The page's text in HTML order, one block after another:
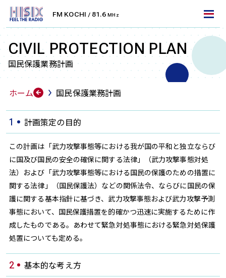
FM KOCHI / 81.6 MHz
CIVIL PROTECTION PLAN
国民保護業務計画
ホーム 国民保護業務計画
1 計画策定の目的
この計画は「武力攻撃事態等における我が国の平和と独立ならび
に国及び国民の安全の確保に関する法律」（武力攻撃事態対処
法）および「武力攻撃事態等における国民の保護のための措置に
関する法律」（国民保護法）などの関係法令、ならびに国民の保
護に関する基本指針に基づき、武力攻撃事態および武力攻撃予測
事態において、国民保護措置を的確かつ迅速に実施するために作
成したものである。あわせて緊急対処事態における緊急対処保護
処置についても定める。
2 基本的な考え方
LET'S TUNE IN!
エフエム高知を聴くには
FM周波数で聴く
FMラジオ
エフエム高知は、高知県を中心としたエリアにFM放
送をお届けしております。
ラジオ受信機・カーラジオなどで無料でお聴きいただ
けます。お住まいのエリアの周波数に合わせて、より
クリアに放送をお楽しみください。
高知 KOCHI
81.6 MHz
安芸 AKI
79.9 MHz
須崎
82.7 MHz
窪川
中村 NAKAMURA
78.5